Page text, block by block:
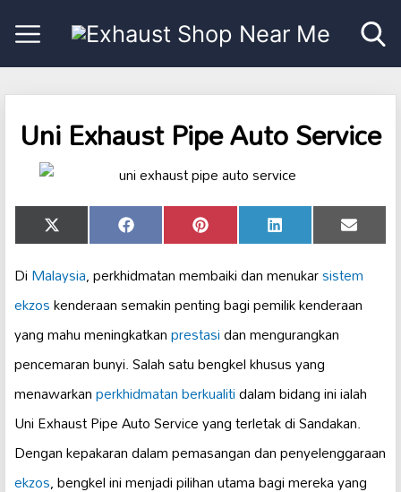
Uni Exhaust Pipe Auto Service
Share
on
X
(Twitter)
Share
on
Facebook Share
on
Pinterest Share
on
LinkedIn Share
on
Email
DiMalaysia, perkhidmatan membaiki dan menukarsistem
ekzoskenderaan semakin penting bagi pemilik kenderaan
yang mahu meningkatkanprestasidan mengurangkan
pencemaran bunyi. Salah satu bengkel khusus yang
menawarkanperkhidmatan berkualitidalam bidang ini ialah
Uni Exhaust Pipe Auto Service yang terletak di Sandakan.
Dengan kepakaran dalam pemasangan dan penyelenggaraan
ekzos, bengkel ini menjadi pilihan utama bagi mereka yang